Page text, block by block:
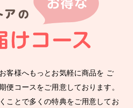
検索
客様へもっとお気軽に商品を ご
便コースをご用意しております。
ことで多くの特典をご用意してお